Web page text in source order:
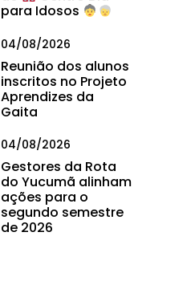
para Idosos
04/08/2026
Reunião dos alunos
inscritos no Projeto
Aprendizes da
Gaita
04/08/2026
Gestores da Rota
do Yucumã alinham
ações para o
segundo semestre
de 2026